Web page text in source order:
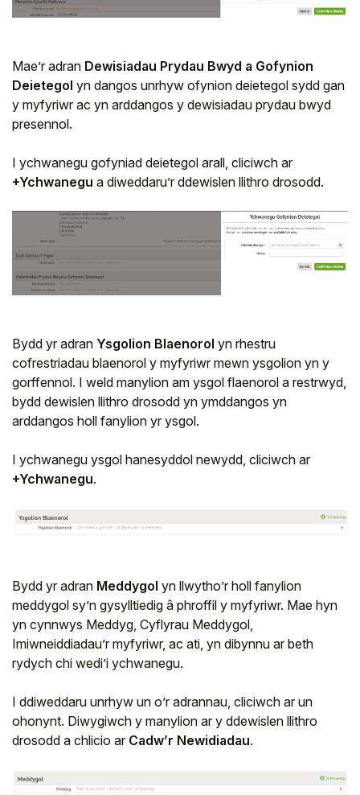
Mae’r adran Dewisiadau Prydau Bwyd a Gofynion
Deietegol yn dangos unrhyw ofynion deietegol sydd gan
y myfyriwr ac yn arddangos y dewisiadau prydau bwyd
presennol.
I ychwanegu gofyniad deietegol arall, cliciwch ar
+Ychwanegu a diweddaru’r ddewislen llithro drosodd.
Bydd yr adran Ysgolion Blaenorol yn rhestru
cofrestriadau blaenorol y myfyriwr mewn ysgolion yn y
gorffennol. I weld manylion am ysgol flaenorol a restrwyd,
bydd dewislen llithro drosodd yn ymddangos yn
arddangos holl fanylion yr ysgol.
I ychwanegu ysgol hanesyddol newydd, cliciwch ar
+Ychwanegu.
Bydd yr adran Meddygol yn llwytho’r holl fanylion
meddygol sy’n gysylltiedig â phroffil y myfyriwr. Mae hyn
yn cynnwys Meddyg, Cyflyrau Meddygol,
Imiwneiddiadau’r myfyriwr, ac ati, yn dibynnu ar beth
rydych chi wedi’i ychwanegu.
I ddiweddaru unrhyw un o’r adrannau, cliciwch ar un
ohonynt. Diwygiwch y manylion ar y ddewislen llithro
drosodd a chlicio ar Cadw’r Newidiadau.